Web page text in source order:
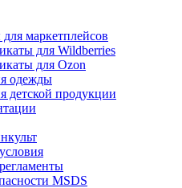
маркетплейсов
для Wildberries
для Ozon
одежды
детской продукции
MSDS